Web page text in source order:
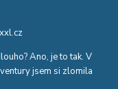
Ano, je to tak. V
jsem si zlomila